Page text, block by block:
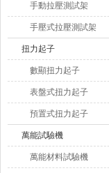
手動拉壓測試架
手壓式拉壓測試架
扭力起子
數顯扭力起子
表盤式扭力起子
預置式扭力起子
萬能試驗機
萬能材料試驗機